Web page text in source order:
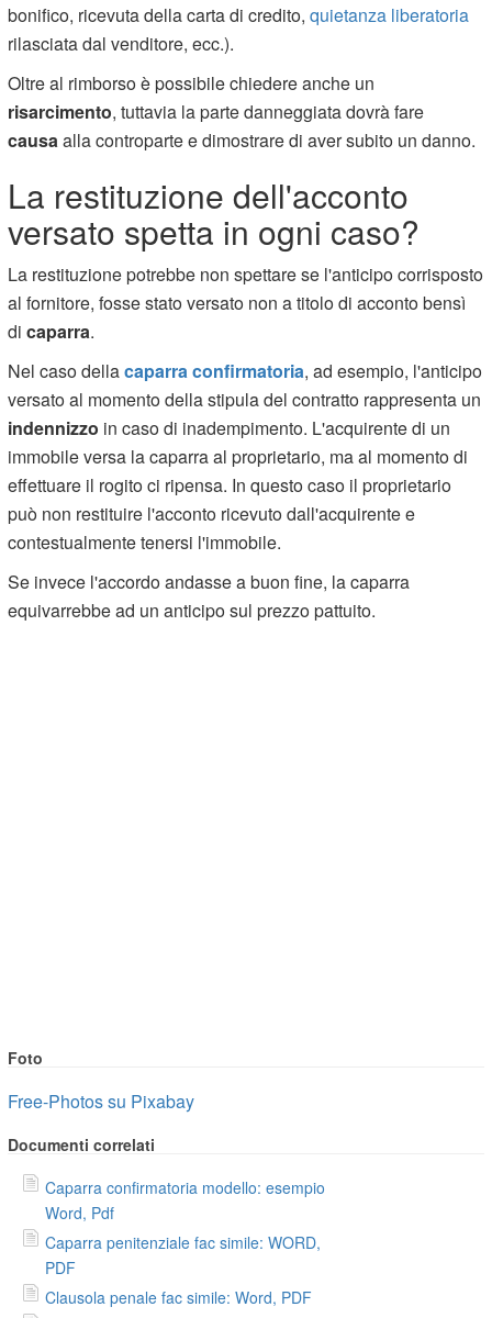
bonifico, ricevuta della carta di credito,quietanza liberatoria
rilasciata dal venditore, ecc.).
Oltre al rimborso è possibile chiedere anche un
risarcimento, tuttavia la parte danneggiata dovrà fare
causa alla controparte e dimostrare di aver subito un danno.
La restituzione dell'acconto
versato spetta in ogni caso?
La restituzione potrebbe non spettare se l'anticipo corrisposto
al fornitore, fosse stato versato non a titolo di acconto bensì
dicaparra.
Nel caso dellacaparra confirmatoria, ad esempio, l'anticipo
versato al momento della stipula del contratto rappresenta un
indennizzo in caso di inadempimento. L'acquirente di un
immobile versa la caparra al proprietario, ma al momento di
effettuare il rogito ci ripensa. In questo caso il proprietario
può non restituire l'acconto ricevuto dall'acquirente e
contestualmente tenersi l'immobile.
Se invece l'accordo andasse a buon fine, la caparra
equivarrebbe ad un anticipo sul prezzo pattuito.
Foto
Free-Photos su Pixabay
Documenti correlati
Caparra confirmatoria modello: esempio
Word, Pdf
Caparra penitenziale fac simile: WORD,
PDF
Clausola penale fac simile: Word, PDF